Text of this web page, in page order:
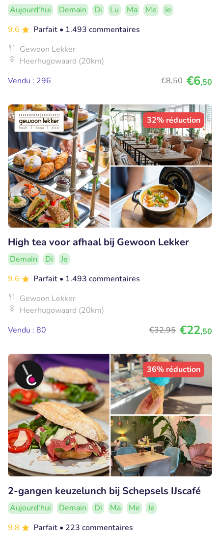
Aujourd'hui Demain Di Lu Ma Me
Je
9.6
Parfait • 1.493 commentaires
Gewoon Lekker
Heerhugowaard (20km)
Vendu : 296
€8,50 €6,50
32% réduction
High tea voor afhaal bij Gewoon Lekker
Demain Di
Je
9.6
Parfait • 1.493 commentaires
Gewoon Lekker
Heerhugowaard (20km)
Vendu : 80
€32,95 €22,50
36% réduction
2-gangen keuzelunch bij Schepsels IJscafé
Aujourd'hui Demain Di Ma Me
Je
9.8
Parfait • 223 commentaires